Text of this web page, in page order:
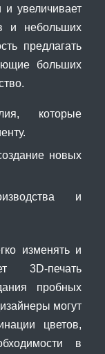
увеличивает
и небольших
предлагать
больших
которые
новых
и
изменять и
3D-печать
пробных
могут
цветов,
в